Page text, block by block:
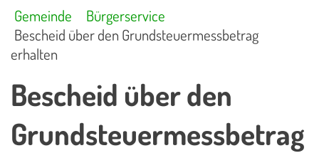
Gemeinde
Bürgerservice
Bescheid über den Grundsteuermessbetrag
erhalten
Bescheid über den
Grundsteuermessbetrag